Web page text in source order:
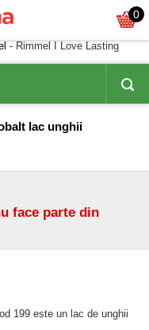
0
- Rimmel I Love Lasting
lac unghii
face parte din
199 este un lac de unghii